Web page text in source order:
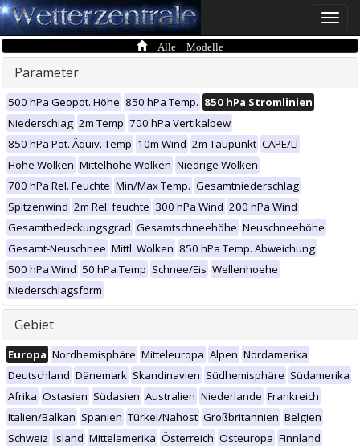
Toggle
Alle Modelle
Parameter
500 hPa Geopot. Höhe 850 hPa Temp. 850 hPa Stromlinien
Niederschlag 2m Temp 700 hPa Vertikalbew
850 hPa Pot. Äquiv. Temp 10m Wind 2m Taupunkt CAPE/LI
Hohe Wolken Mittelhohe Wolken Niedrige Wolken
700 hPa Rel. Feuchte Min/Max Temp. Gesamtniederschlag
Spitzenwind 2m Rel. feuchte 300 hPa Wind 200 hPa Wind
Gesamtbedeckungsgrad Gesamtschneehöhe Neuschneehöhe
Gesamt-Neuschnee Mittl. Wolken 850 hPa Temp. Abweichung
500 hPa Wind 50 hPa Temp Schnee/Eis Wellenhoehe
Niederschlagsform
Gebiet
Europa Nordhemisphäre Mitteleuropa Alpen Nordamerika
Deutschland Dänemark Skandinavien Südhemisphäre Südamerika
Afrika Ostasien Südasien Australien Niederlande Frankreich
Italien/Balkan Spanien Türkei/Nahost Großbritannien Belgien
Schweiz Island Mittelamerika Österreich Osteuropa Finnland